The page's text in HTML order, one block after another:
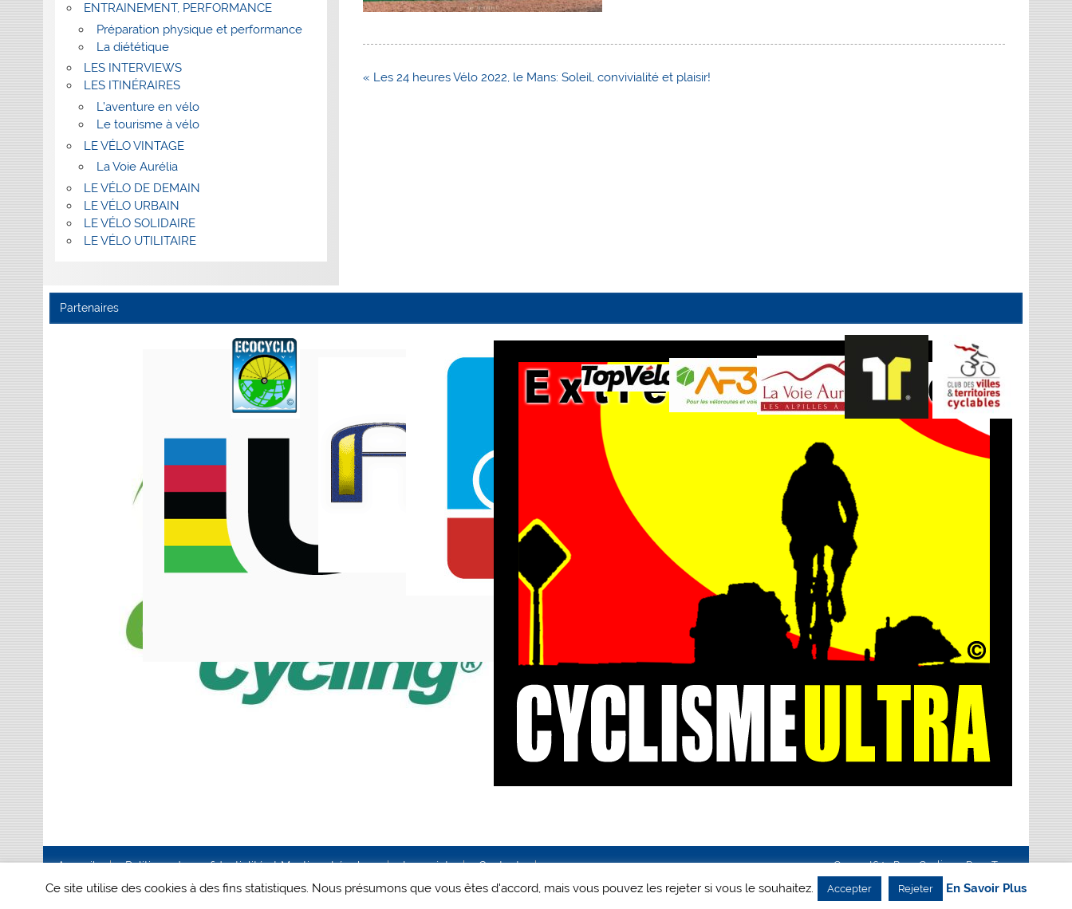
Navigation
« Les 24 heures Vélo 2022, le Mans: Soleil, convivialité et plaisir!
ENTRAINEMENT, PERFORMANCE
Préparation physique et performance
La diététique
LES INTERVIEWS
LES ITINÉRAIRES
L’aventure en vélo
Le tourisme à vélo
LE VÉLO VINTAGE
La Voie Aurélia
LE VÉLO DE DEMAIN
LE VÉLO URBAIN
LE VÉLO SOLIDAIRE
LE VÉLO UTILITAIRE
Partenaires
Accueil Politique de confidentialité et Mentions Légales Le projet Contact Creanet64- Pour Cyclisme Pour Tous
Ce site utilise des cookies à des fins statistiques. Nous présumons que vous êtes d'accord, mais vous pouvez les rejeter si vous le souhaitez. Accepter Rejeter En Savoir Plus